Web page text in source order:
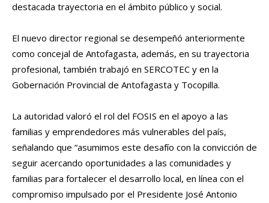
destacada trayectoria en el ámbito público y social.
El nuevo director regional se desempeñó anteriormente
como concejal de Antofagasta, además, en su trayectoria
profesional, también trabajó en SERCOTEC y en la
Gobernación Provincial de Antofagasta y Tocopilla.
La autoridad valoró el rol del FOSIS en el apoyo a las
familias y emprendedores más vulnerables del país,
señalando que “asumimos este desafío con la convicción de
seguir acercando oportunidades a las comunidades y
familias para fortalecer el desarrollo local, en línea con el
compromiso impulsado por el Presidente José Antonio